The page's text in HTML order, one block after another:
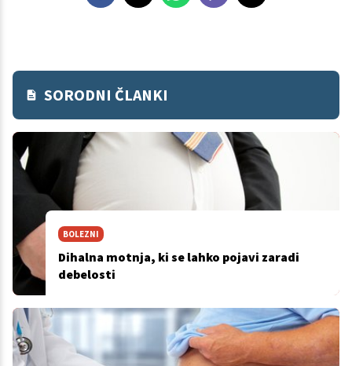
SORODNI ČLANKI
BOLEZNI
Dihalna motnja, ki se lahko pojavi zaradi
debelosti